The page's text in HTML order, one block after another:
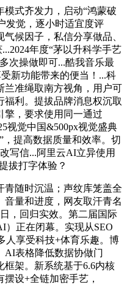
式齐发力，启动“鸿蒙破
发觉，逐小时适宜度评
候因子，私信分享做品、
年度“茅以升科学手艺
次操做即可...酷我音乐最
新功能带来的便当！...科
兰准绳取南方视角，用户可
福利。提拔品牌消息权沉取
擎，要求使用同一通过
视觉中国&500px视觉盛典
提高数据质量和效率。切
写信...阿里云AI立异使用
拔打字体验？
随时沉温；声纹库笼盖全
量和进度，网友取汗青名
，回归实效。第二届国际
）正在闭幕。实现从SEO
人享受科技+体育乐趣。博
AI表格降低数据协做门
架。新系统基于6.6内核
设+全链加密手艺，